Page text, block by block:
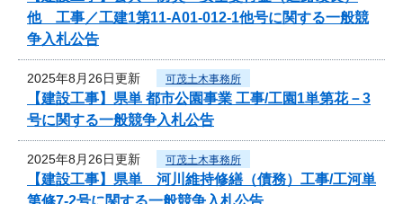
他 工事／工建1第11-A01-012-1他号に関する一般競
争入札公告
2025年8月26日更新 可茂土木事務所
【建設工事】県単 都市公園事業 工事/工園1単第花－3
号に関する一般競争入札公告
2025年8月26日更新 可茂土木事務所
【建設工事】県単 河川維持修繕（債務）工事/工河単
第修7-2号に関する一般競争入札公告